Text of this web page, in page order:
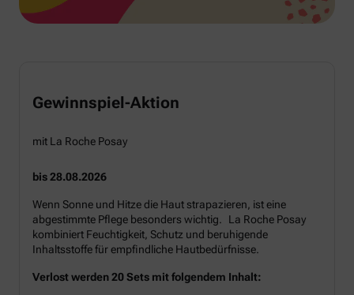
Gewinnspiel-Aktion
mit La Roche Posay
bis 28.08.2026
Wenn Sonne und Hitze die Haut strapazieren, ist eine
abgestimmte Pflege besonders wichtig. La Roche Posay
kombiniert Feuchtigkeit, Schutz und beruhigende
Inhaltsstoffe für empfindliche Hautbedürfnisse.
Verlost werden 20 Sets mit folgendem Inhalt: